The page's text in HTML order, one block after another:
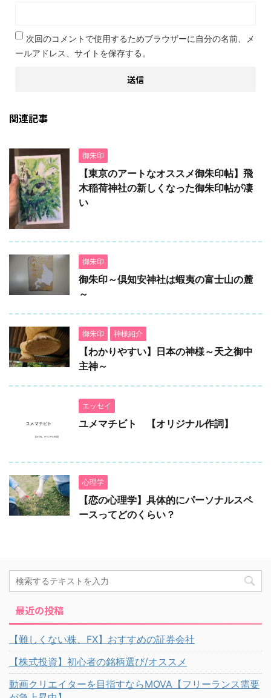
次回のコメントで使用するためブラウザーに自分の名前、メ
ールアドレス、サイトを保存する。
関連記事
御朱印
【東京のアートなオススメ御朱印帖】飛
木稲荷神社の新しくなった御朱印帖が凄
い
御朱印
御朱印～倶知安神社は蝦夷の富士山の麓
～
御朱印 神様紹介
【わかりやすい】日本の神様～天之御中
主神～
エッセイ
ユメマチビト 【オリジナル作詞】
心理学
【恋の心理学】具体的にパーソナルスペ
ースってどのくらい？
最近の投稿
【難しくない株、FX】おすすめの証券会社
【株式投資】初心者の銘柄選び/オススメ
動画クリエイターを目指すならMOVA【フリーランス需要